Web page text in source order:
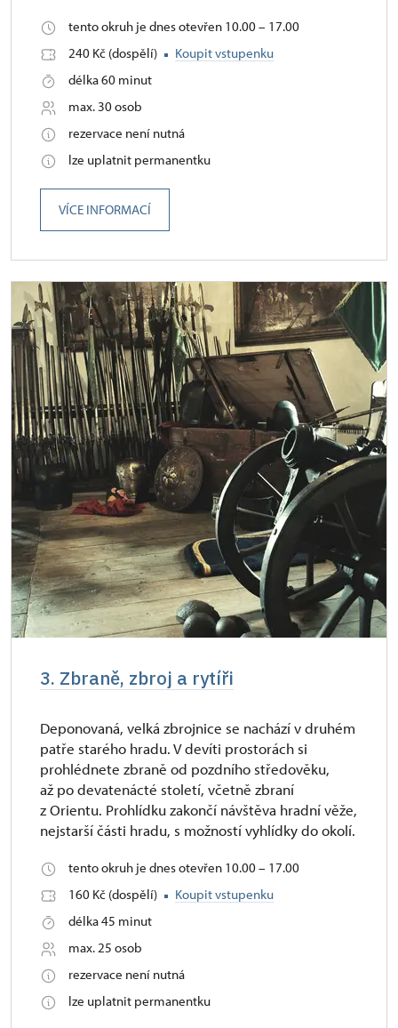
tento okruh je dnes otevřen 10.00 – 17.00
240 Kč (dospělí)
Koupit vstupenku
délka 60 minut
max. 30 osob
rezervace není nutná
lze uplatnit permanentku
VÍCE INFORMACÍ
3. Zbraně, zbroj a rytíři
Deponovaná, velká zbrojnice se nachází v druhém
patře starého hradu. V devíti prostorách si
prohlédnete zbraně od pozdního středověku,
až po devatenácté století, včetně zbraní
z Orientu. Prohlídku zakončí návštěva hradní věže,
nejstarší části hradu, s možností vyhlídky do okolí.
tento okruh je dnes otevřen 10.00 – 17.00
160 Kč (dospělí)
Koupit vstupenku
délka 45 minut
max. 25 osob
rezervace není nutná
lze uplatnit permanentku